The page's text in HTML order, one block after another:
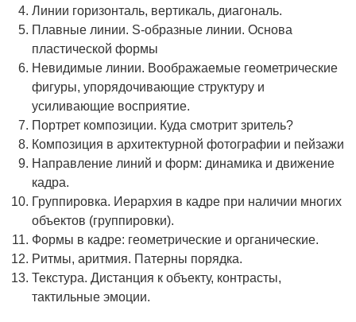
Линии горизонталь, вертикаль, диагональ.
Плавные линии. S-образные линии. Основа
пластической формы
Невидимые линии. Воображаемые геометрические
фигуры, упорядочивающие структуру и
усиливающие восприятие.
Портрет композиции. Куда смотрит зритель?
Композиция в архитектурной фотографии и пейзажи
Направление линий и форм: динамика и движение
кадра.
Группировка. Иерархия в кадре при наличии многих
объектов (группировки).
Формы в кадре: геометрические и органические.
Ритмы, аритмия. Патерны порядка.
Текстура. Дистанция к объекту, контрасты,
тактильные эмоции.